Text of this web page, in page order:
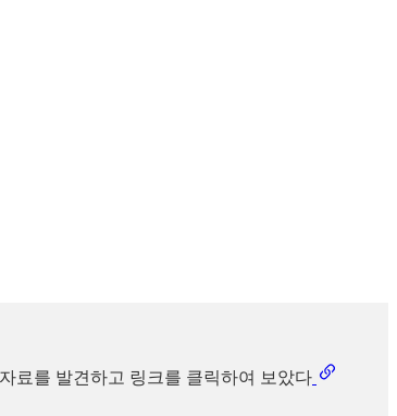
료를 발견하고 링크를 클릭하여 보았다